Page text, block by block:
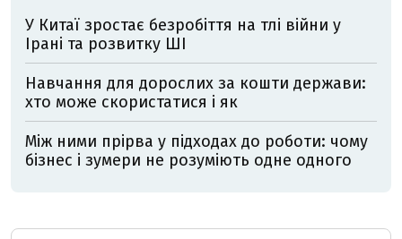
У Китаї зростає безробіття на тлі війни у
Ірані та розвитку ШІ
Навчання для дорослих за кошти держави:
хто може скористатися і як
Між ними прірва у підходах до роботи: чому
бізнес і зумери не розуміють одне одного